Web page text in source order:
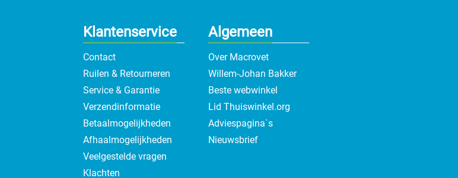
Klantenservice
Contact
Ruilen & Retourneren
Service & Garantie
Verzendinformatie
Betaalmogelijkheden
Afhaalmogelijkheden
Veelgestelde vragen
Klachten
Algemeen
Over Macrovet
Willem-Johan Bakker
Beste webwinkel
Lid Thuiswinkel.org
Adviespagina`s
Nieuwsbrief